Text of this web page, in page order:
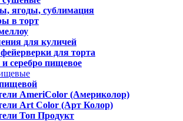
ягоды, сублимация
в торт
для куличей
для торта
и серебро пищевое
AmeriColor (Америколор)
Art Color (Арт Колор)
Топ Продукт